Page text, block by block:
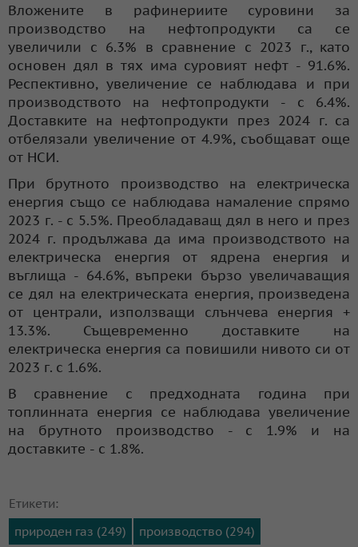
Вложените в рафинериите суровини за
производство на нефтопродукти са се
увеличили с 6.3% в сравнение с 2023 г., като
основен дял в тях има суровият нефт - 91.6%.
Респективно, увеличение се наблюдава и при
производството на нефтопродукти - с 6.4%.
Доставките на нефтопродукти през 2024 г. са
отбелязали увеличение от 4.9%, съобщават още
от НСИ.
При брутното производство на електрическа
енергия също се наблюдава намаление спрямо
2023 г. - с 5.5%. Преобладаващ дял в него и през
2024 г. продължава да има производството на
електрическа енергия от ядрена енергия и
въглища - 64.6%, въпреки бързо увеличаващия
се дял на електрическата енергия, произведена
от централи, използващи слънчева енергия +
13.3%. Същевременно доставките на
електрическа енергия са повишили нивото си от
2023 г. с 1.6%.
В сравнение с предходната година при
топлинната енергия се наблюдава увеличение
на брутното производство - с 1.9% и на
доставките - с 1.8%.
Етикети:
природен газ (249)
производство (294)